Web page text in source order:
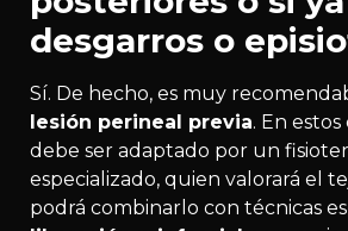
desgarros o
Sí. De hecho, es muy
lesión perineal previa. En estos
debe ser adaptado por un
especializado, quien valorará el
podrá combinarlo con técnicas